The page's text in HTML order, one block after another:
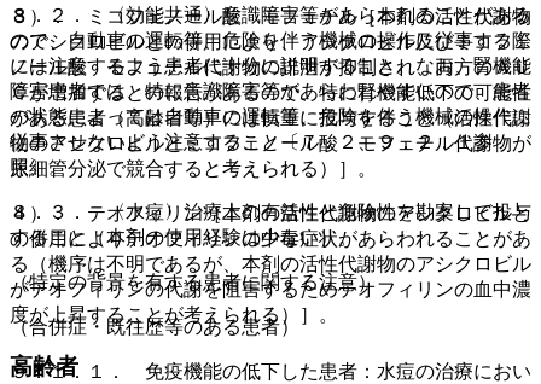
３）． ミコフェノール酸 モフェチル［本剤の活性代謝物
のアシクロビルとの併用により、アシクロビル及びミコフェ
ノール酸 モフェチル代謝物の排泄が抑制され、両方のＡＵ
Ｃが増加するとの報告があるので、特に腎機能低下の可能性
がある患者（高齢者等）には慎重に投与すること（活性代謝
物のアシクロビルとミコフェノール酸 モフェチル代謝物が
尿細管分泌で競合すると考えられる）］。
４）． テオフィリン［本剤の活性代謝物のアシクロビルと
の併用によりテオフィリンの中毒症状があらわれることがあ
る（機序は不明であるが、本剤の活性代謝物のアシクロビル
がテオフィリンの代謝を阻害するためテオフィリンの血中濃
度が上昇することが考えられる）］。
高齢者
８．２． 〈効能共通〉意識障害等があらわれることがある
ので、自動車の運転等、危険を伴う機械の操作に従事する際
には注意するよう患者に十分に説明すること。なお、腎機能
障害患者では、特に意識障害等があらわれやすいので、患者
の状態によっては自動車の運転等、危険を伴う機械の操作に
従事させないよう注意すること〔７．２、９．２．１参
照〕。
８．３． 〈水痘〉治療上の有益性と危険性を勘案して投与
すること（本剤の使用経験は少ない）。
（特定の背景を有する患者に関する注意）
（合併症・既往歴等のある患者）
９．１．１． 免疫機能の低下した患者：水痘の治療におい